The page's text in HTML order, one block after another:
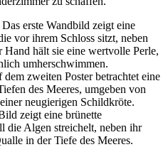
Das erste Wandbild zeigt eine
vor ihrem Schloss sitzt, neben
Hand hält sie eine wertvolle Perle,
umherschwimmen.
dem zweiten Poster betrachtet eine
des Meeres, umgeben von
neugierigen Schildkröte.
zeigt eine brünette
die Algen streichelt, neben ihr
in der Tiefe des Meeres.